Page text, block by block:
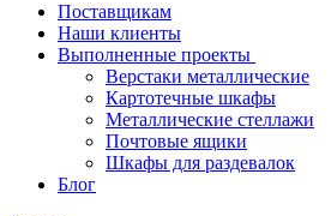
Поставщикам
Наши клиенты
Выполненные проекты
Верстаки металлические
Картотечные шкафы
Металлические стеллажи
Почтовые ящики
Шкафы для раздевалок
Блог